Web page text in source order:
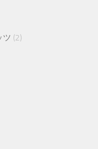
ツ (2)